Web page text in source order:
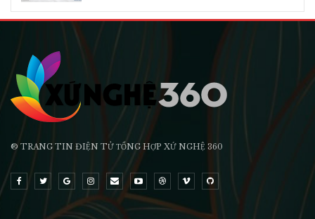
® TRANG TIN ĐIỆN TỬ ТỔNG HỢP XỨ NGHỆ 360